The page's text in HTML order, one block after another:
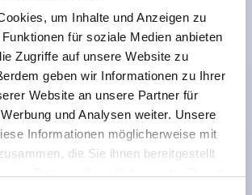
um Inhalte und Anzeigen zu
für soziale Medien anbieten
Zugriffe auf unsere Website zu
geben wir Informationen zu Ihrer
Website an unsere Partner für
und Analysen weiter. Unsere
Informationen möglicherweise mit
die Sie ihnen bereitgestellt
und IP65 vollständig verfügbar
Entspricht EN (Europa)
zertifiziert (außer Anzeigeleuchten).
Zubehör leicht auf Φ22 Flash-